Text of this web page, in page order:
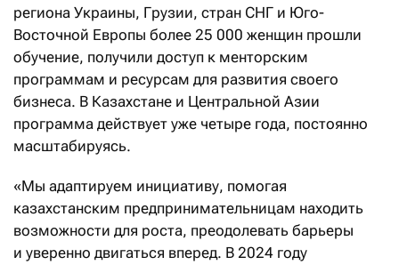
региона Украины, Грузии, стран СНГ и Юго-
Восточной Европы более 25 000 женщин прошли
обучение, получили доступ к менторским
программам и ресурсам для развития своего
бизнеса. В Казахстане и Центральной Азии
программа действует уже четыре года, постоянно
масштабируясь.
«Мы адаптируем инициативу, помогая
казахстанским предпринимательницам находить
возможности для роста, преодолевать барьеры
и уверенно двигаться вперед. В 2024 году